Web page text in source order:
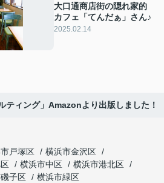
大口通商店街の隠れ家的
カフェ「てんだぁ」さん♪
2025.02.14
ティング」Amazonより出版しました！
戸塚区
横浜市金沢区
横浜市中区
横浜市港北区
子区
横浜市緑区